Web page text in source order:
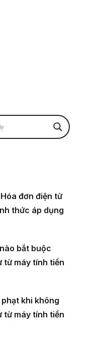
đơn điện tử
thức áp dụng
bắt buộc
từ máy tính tiền
khi không
từ máy tính tiền